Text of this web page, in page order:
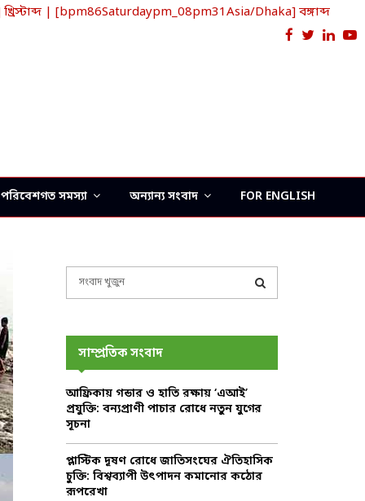
| [bpm86Saturdaypm_08pm31Asia/Dhaka] বঙ্গাব্দ
Facebook
Twitter
পরিবেশগত সমস্যা অন্যান্য সংবাদ FOR ENGLISH
o
r
:
R
C
H
সাম্প্রতিক সংবাদ
আফ্রিকায় গন্ডার ও হাতি রক্ষায় ‘এআই’
প্রযুক্তি: বন্যপ্রাণী পাচার রোধে নতুন যুগের
সূচনা
প্লাস্টিক দূষণ রোধে জাতিসংঘের ঐতিহাসিক
চুক্তি: বিশ্বব্যাপী উৎপাদন কমানোর কঠোর
রূপরেখা